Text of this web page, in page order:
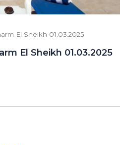
El Sheikh 01.03.2025
El Sheikh 01.03.2025